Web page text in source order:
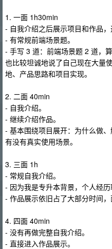
1. 一面 1h30min
- 自我介绍之后展示项目和作品，
- 有常规前端场景题。
- 手写 3 道：前端场景题 2 道，
也比较坦诚地说了自己现在大量
地、产品思路和项目实现。
2. 二面 40min
- 自我介绍。
- 继续介绍作品。
- 基本围绕项目展开：为什么做
有没有真实使用场景。
3. 三面 1h
- 常规自我介绍。
- 因为我是专升本背景，个人经历
- 作品展示依旧占了大部分时间，
4. 四面 40min
- 没有再做完整自我介绍。
- 直接进入作品展示。